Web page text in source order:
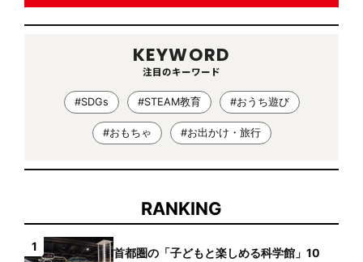
KEYWORD
注目のキーワード
#SDGs #STEAM教育 #おうち遊び
#おもちゃ #お出かけ・旅行
RANKING
1
首都圏の「子どもと楽しめる科学館」10